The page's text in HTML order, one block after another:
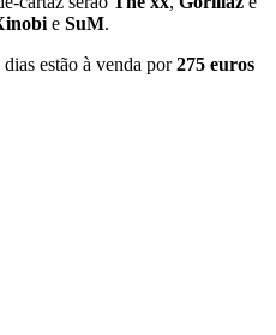
e SuM.
estão à venda por275 euros